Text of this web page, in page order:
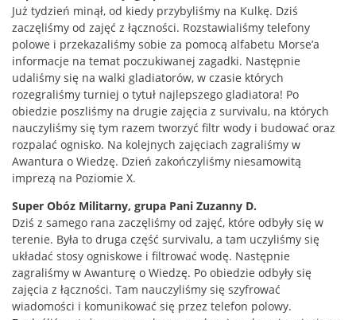
Już tydzień minął, od kiedy przybyliśmy na Kulkę. Dziś
zaczęliśmy od zajęć z łączności. Rozstawialiśmy telefony
polowe i przekazaliśmy sobie za pomocą alfabetu Morse’a
informacje na temat poczukiwanej zagadki. Następnie
udaliśmy się na walki gladiatorów, w czasie których
rozegraliśmy turniej o tytuł najlepszego gladiatora! Po
obiedzie poszliśmy na drugie zajęcia z survivalu, na których
nauczyliśmy się tym razem tworzyć filtr wody i budować oraz
rozpalać ognisko. Na kolejnych zajęciach zagraliśmy w
Awantura o Wiedzę. Dzień zakończyliśmy niesamowitą
imprezą na Poziomie X.
Super Obóz Militarny, grupa Pani Zuzanny D.
Dziś z samego rana zaczęliśmy od zajęć, które odbyły się w
terenie. Była to druga część survivalu, a tam uczyliśmy się
układać stosy ogniskowe i filtrować wodę. Następnie
zagraliśmy w Awanturę o Wiedzę. Po obiedzie odbyły się
zajęcia z łączności. Tam nauczyliśmy się szyfrować
wiadomości i komunikować się przez telefon polowy.